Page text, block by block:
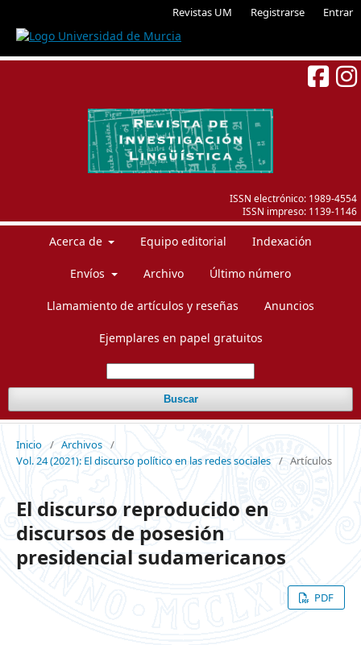
Revistas UM Registrarse Entrar
ISSN electrónico: 1989-4554
ISSN impreso: 1139-1146
Acerca de Equipo editorial Indexación
Envíos Archivo Último número
Llamamiento de artículos y reseñas Anuncios
Ejemplares en papel gratuitos
Buscar
Inicio / Archivos /
Vol. 24 (2021): El discurso político en las redes sociales / Artículos
El discurso reproducido en
discursos de posesión
presidencial sudamericanos
PDF